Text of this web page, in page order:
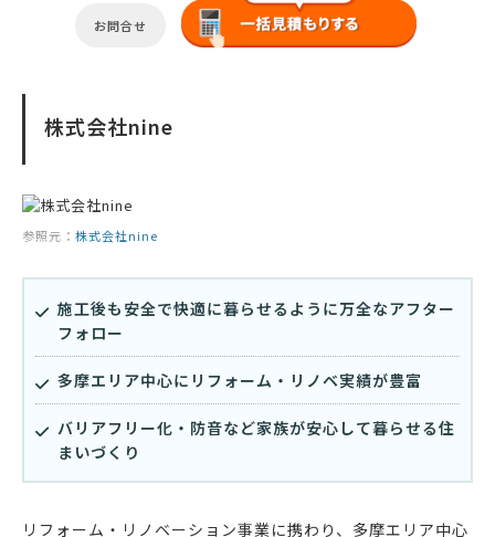
お問合せ
株式会社nine
参照元： 株式会社nine
施工後も安全で快適に暮らせるように万全なアフター
フォロー
多摩エリア中心にリフォーム・リノベ実績が豊富
バリアフリー化・防音など家族が安心して暮らせる住
まいづくり
リフォーム・リノベーション事業に携わり、多摩エリア中心